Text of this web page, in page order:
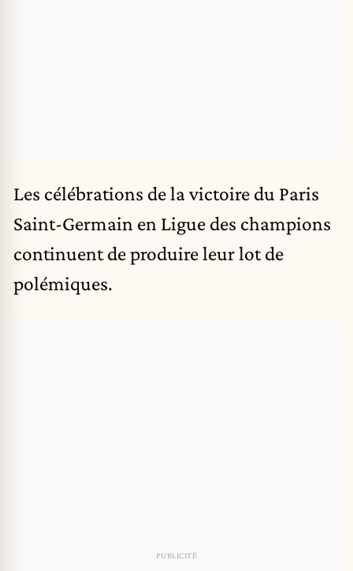
Les célébrations de la victoire du Paris
Saint-Germain en Ligue des champions
continuent de produire leur lot de
polémiques.